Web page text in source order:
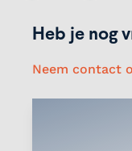
Heb je nog
Neem contact